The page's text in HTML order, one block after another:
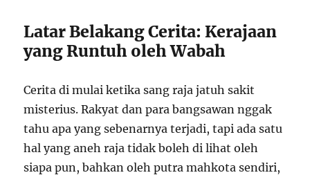
Latar Belakang Cerita: Kerajaan
yang Runtuh oleh Wabah
Cerita di mulai ketika sang raja jatuh sakit
misterius. Rakyat dan para bangsawan nggak
tahu apa yang sebenarnya terjadi, tapi ada satu
hal yang aneh raja tidak boleh di lihat oleh
siapa pun, bahkan oleh putra mahkota sendiri,